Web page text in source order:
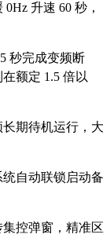
升速 60 秒，
秒完成变频断
额定 1.5 倍以
期待机运行，大
自动联锁启动备
控弹窗，精准区